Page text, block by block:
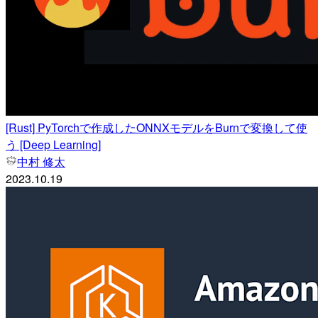
[Rust] PyTorchで作成したONNXモデルをBurnで変換して使
う [Deep Learning]
中村 修太
2023.10.19